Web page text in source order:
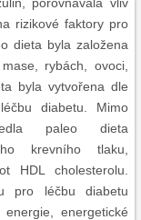
rizikové faktory pro
dieta byla založena
rybách, ovoci,
byla vytvořena dle
diabetu. Mimo
paleo dieta
krevního tlaku,
HDL cholesterolu.
pro léčbu diabetu
energetické